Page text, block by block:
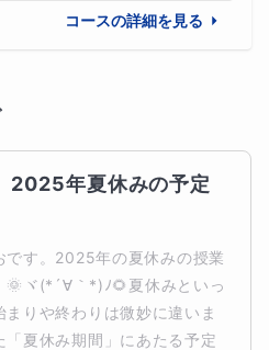
コースの詳細を見る
2025年夏休みの予定
です。2025年の夏休みの授業
🌞ヾ(*´∀｀*)ﾉ🌻夏休みといっ
りや終わりは微妙に違いま
夏休み期間」にあたる予定